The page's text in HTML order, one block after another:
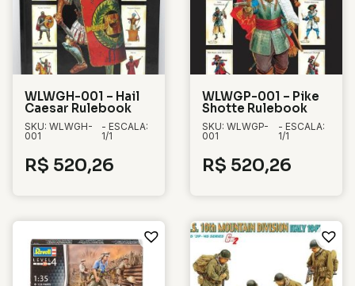
WLWGH-001 – Hail
Caesar Rulebook
SKU: WLWGH-
001
- ESCALA:
1/1
R$ 520,26
WLWGP-001 – Pike
Shotte Rulebook
SKU: WLWGP-
001
- ESCALA:
1/1
R$ 520,26